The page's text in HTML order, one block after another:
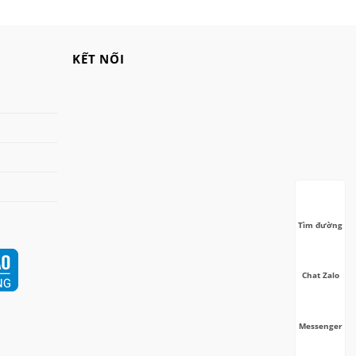
nanoco
KẾT NỐI
Tìm đường
Chat Zalo
Messenger